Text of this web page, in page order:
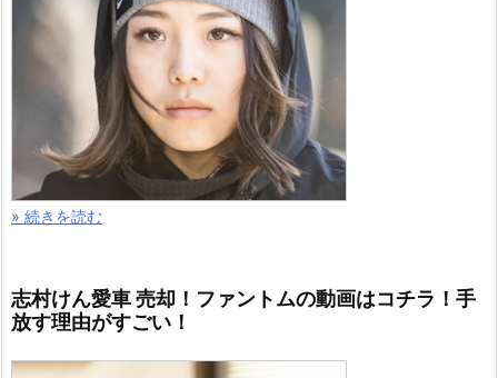
» 続きを読む
志村けん愛車 売却！ファントムの動画はコチラ！手
放す理由がすごい！